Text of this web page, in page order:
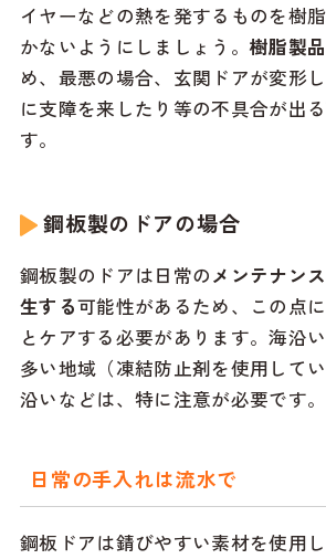
イヤーなどの熱を発するものを樹
かないようにしましょう。 樹脂製
め、最悪の場合、玄関ドアが変形
に支障を来したり等の不具合が出
す。
鋼板製のドアの場合
鋼板製のドアは日常のメンテナン
生する可能性があるため、この点
とケアする必要があります。海沿
多い地域（凍結防止剤を使用して
沿いなどは、特に注意が必要です。
日常の手入れは流水で
鋼板ドアは錆びやすい素材を使用